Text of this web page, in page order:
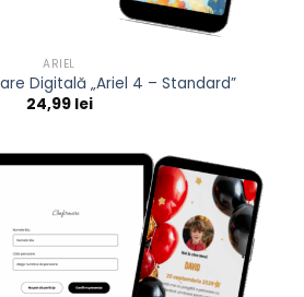
ARIEL
Digitală „Ariel 4 – Standard”
24,99 lei